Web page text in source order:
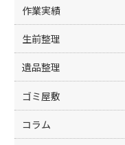
作業実績
生前整理
遺品整理
ゴミ屋敷
コラム